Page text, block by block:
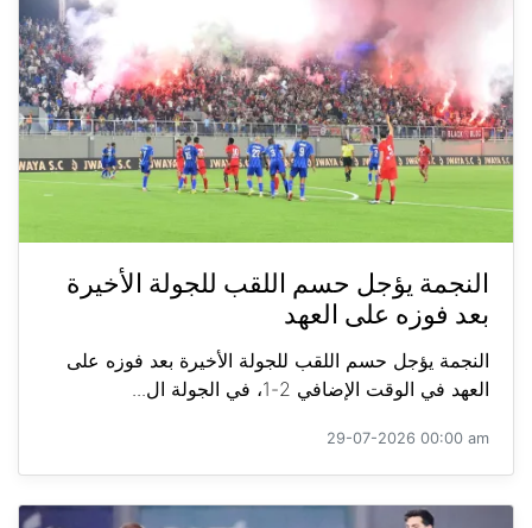
النجمة يؤجل حسم اللقب للجولة الأخيرة
بعد فوزه على العهد
النجمة يؤجل حسم اللقب للجولة الأخيرة بعد فوزه على
العهد في الوقت الإضافي 2-1، في الجولة ال...
29-07-2026 00:00 am